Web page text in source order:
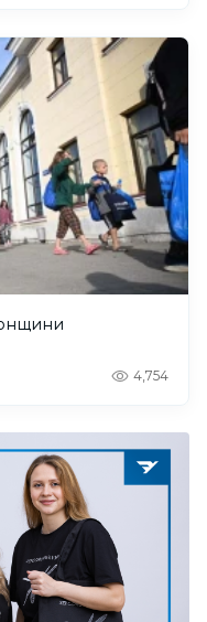
4,754